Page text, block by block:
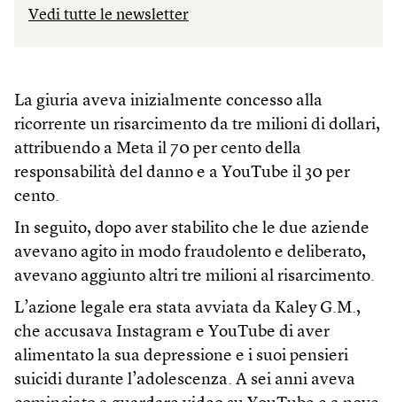
Vedi tutte le newsletter
La giuria aveva inizialmente concesso alla
ricorrente un risarcimento da tre milioni di dollari,
attribuendo a Meta il 70 per cento della
responsabilità del danno e a YouTube il 30 per
cento.
In seguito, dopo aver stabilito che le due aziende
avevano agito in modo fraudolento e deliberato,
avevano aggiunto altri tre milioni al risarcimento.
L’azione legale era stata avviata da Kaley G.M.,
che accusava Instagram e YouTube di aver
alimentato la sua depressione e i suoi pensieri
suicidi durante l’adolescenza. A sei anni aveva